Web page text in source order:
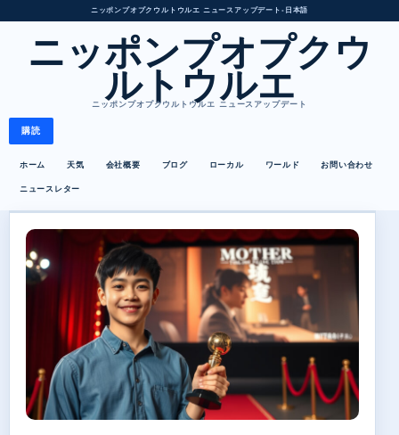
ニッポンプオプクウルトウルエ ニュースアップデート • 日本語
ニッポンプオプクウ
ルトウルエ
ニッポンプオプクウルトウルエ ニュースアップデート
購読
ホーム 天気 会社概要 ブログ ローカル ワールド お問い合わせ
ニュースレター